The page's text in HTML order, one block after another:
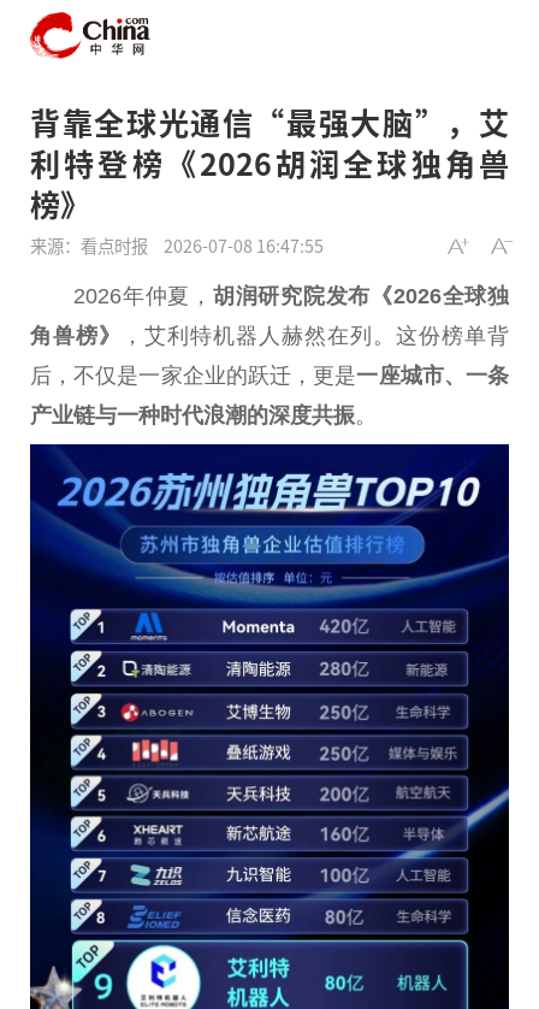
背靠全球光通信“最强大脑”，艾
利特登榜《2026胡润全球独角兽
榜》
来源：看点时报 2026-07-08 16:47:55
2026年仲夏， 胡润研究院发布《2026全球独
角兽榜》
，艾利特机器人赫然在列。这份榜单背
后，不仅是一家企业的跃迁，更是一座城市、一条
产业链与一种时代浪潮的深度共振。